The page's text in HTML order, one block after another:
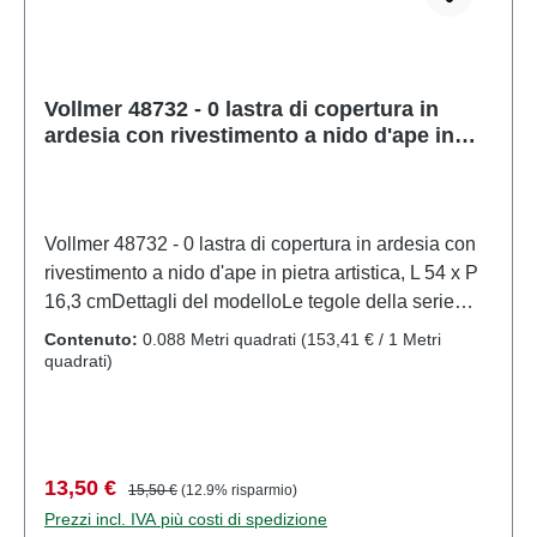
Vollmer 48732 - 0 lastra di copertura in
ardesia con rivestimento a nido d'ape in
Vollmer 48732 - 0 lastra di copertura in ardesia con
rivestimento a nido d'ape in pietra artistica, L 54 x P
16,3 cmDettagli del modelloLe tegole della serie
Stone Art sono realizzate in materiale composito di
sedimenti resistente alle intemperie. Questo
scala dettagliato per collezionisti adulti. Maneggiare
con cura. Non adatto a bambini di età inferiore a 14
Contenuto: 0.088 Metri quadrati (153,41 € / 1 Metri
quadrati)
Prezzo di vendita:
13,50 € Prezzo normale:
15,50 € (12.9% risparmio)
Prezzi incl. IVA più costi di spedizione